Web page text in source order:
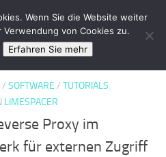
/ SOFTWARE / TUTORIALS
LIMESPACER
Proxy im
für externen Zugriff
Wenn Sie die Website weiter
von Cookies zu.
Erfahren Sie mehr